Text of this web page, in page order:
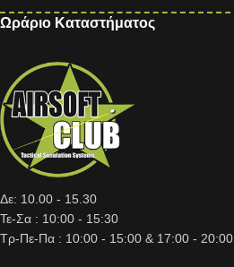
Ωράριο Καταστήματος
Δε: 10.00 - 15.30
Τε-Σα : 10:00 - 15:30
Τρ-Πε-Πα : 10:00 - 15:00 & 17:00 - 20:00